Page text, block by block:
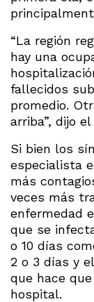
“La región
hay una
fallecidos
promedio.
arriba”, dijo
Si bien los
especialista
más
veces más
enfermedad
que se
o 10 días
2 o 3 días y
que hace
hospital.